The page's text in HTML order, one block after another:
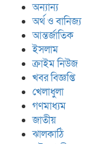
অন্যান্য
অর্থ ও বানিজ্য
আন্তর্জাতিক
ইসলাম
ক্রাইম নিউজ
খবর বিজ্ঞপ্তি
খেলাধুলা
গণমাধ্যম
জাতীয়
ঝালকাঠি